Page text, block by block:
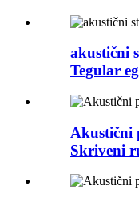
akustični
Tegular
Akustični
Skriveni